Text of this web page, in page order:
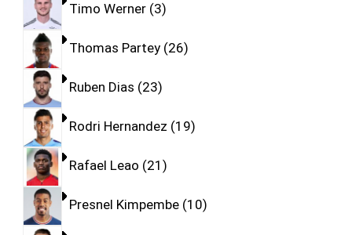
Timo Werner 3
Thomas Partey 26
Ruben Dias 23
Rodri Hernandez 19
Rafael Leao 21
Presnel Kimpembe 10